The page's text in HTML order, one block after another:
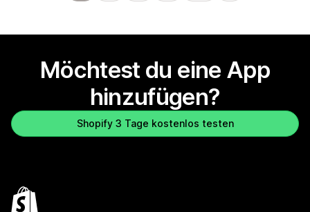
Möchtest du eine App
hinzufügen?
Shopify 3 Tage kostenlos testen